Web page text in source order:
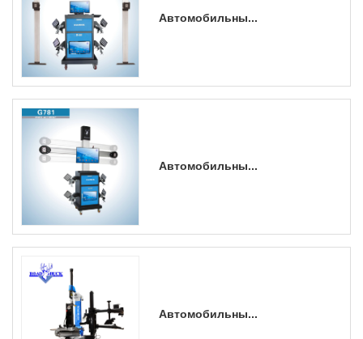
Автомобильны...
Автомобильны...
Автомобильны...